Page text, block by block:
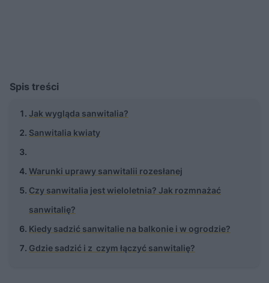
Spis treści
Jak wygląda sanwitalia?
Sanwitalia kwiaty
Warunki uprawy sanwitalii rozesłanej
Czy sanwitalia jest wieloletnia? Jak rozmnażać
sanwitalię?
Kiedy sadzić sanwitalie na balkonie i w ogrodzie?
Gdzie sadzić i z czym łączyć sanwitalię?